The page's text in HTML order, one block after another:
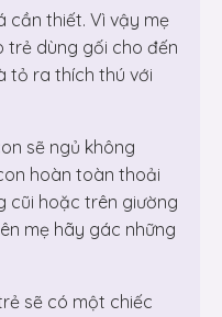
cần thiết. Vì vậy mẹ
trẻ dùng gối cho đến
tỏ ra thích thú với
sẽ ngủ không
hoàn toàn thoải
cũi hoặc trên giường
mẹ hãy gác những
sẽ có một chiếc